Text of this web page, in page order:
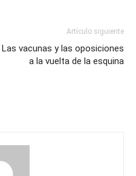
Artículo siguiente
Las vacunas y las oposiciones
a la vuelta de la esquina